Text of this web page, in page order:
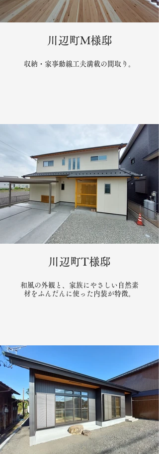
川辺町M様邸
収納・家事動線工夫満載の間取り。
川辺町T様邸
和風の外観と、家族にやさしい自然素
材をふんだんに使った内装が特徴。